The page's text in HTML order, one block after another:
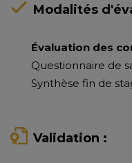
Modalités
Évaluation des
Questionnaire de
Synthèse fin de
Validation :